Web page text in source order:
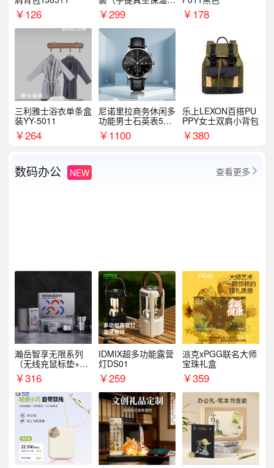
￥126
+手机挂绳）
￥299 ￥178
三利雅士浴衣单条盒
装YY-5011
￥264
尼诺里拉商务休闲多
功能男士石英表510
05
￥1100
乐上LEXON百搭PU
PPY女士双肩小背包
￥380
数码办公 NEW 查看更多 
瀚岳智享无限系列
（无线充鼠标垫+飞
利浦音响+乐扣咖啡
杯）
￥316
IDMIX超多功能露营
灯DS01
￥259
派克xPGG联名大师
宝珠礼盒
￥359